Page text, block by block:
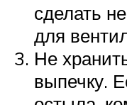
сделать
для
Не
выпечку.